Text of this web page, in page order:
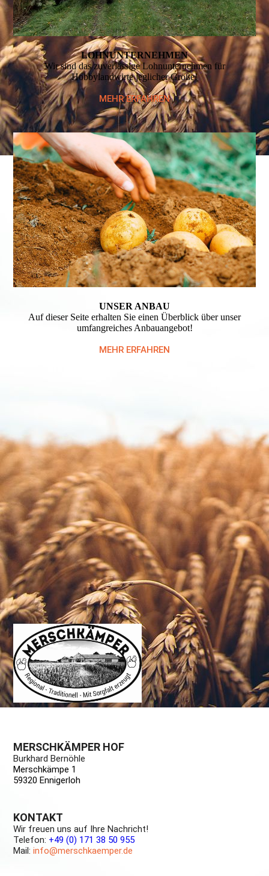
LOHNUNTERNEHMEN
Wir sind das zuverlässige Lohnunternehmen für
Hobbylandwirte jeglicher Größe!
MEHR ERFAHREN
UNSER ANBAU
Auf dieser Seite erhalten Sie einen Überblick über unser
umfangreiches Anbauangebot!
MEHR ERFAHREN
MERSCHKÄMPER HOF
Burkhard Bernöhle
Merschkämpe 1
59320 Ennigerloh
KONTAKT
Wir freuen uns auf Ihre Nachricht!
Telefon: +49 (0) 171 38 50 955
Mail: info@merschkaemper.de